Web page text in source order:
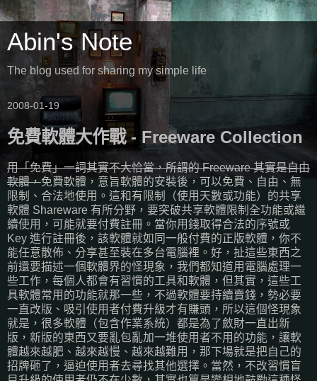
Abin's Note
The blog used for sharing my simple life
2008-01-19
免費軟體大作戰 - Freeware Collection
用「免費」一詞其實不大恰當，所謂的 Freeware 其實是自由
軟體，免費軟體，意旨軟體的安裝後，可以免費、自由、無
限制、合法地使用。這和有限制（使用天數或功能）的共享
軟體 Shareware 有所分野，要突破共享軟體限制全功能或繼
續使用，可能就要付費註冊。當你用錢取得合法的序號或
Key 進行註冊後，該軟體就如同一般付費的正版軟體，你不
能任意散佈、分享甚至裝在多台電腦裡。好，扯這些東西之
前還要描述一個軟體界的怪現象，我們都知道用電腦處理一
些工作，每個人都會有習慣的工具和軟體，但其實，這些工
具軟體常用的功能就那一些，不過軟體要持續賣錢，勢必要
一直改版、吸引使用者付費升級才有賺頭，所以這個怪現象
就是，很多軟體（包含作業系統）都是為了斂財一直出新
版，新版的東西又要亂包亂加一堆使用者不用的功能，讓軟
體越來越肥、越來越慢、越來越難用，那下場就是把自己的
招牌砸了，逼迫使用者去尋找其他選擇。當然，不改習慣盲